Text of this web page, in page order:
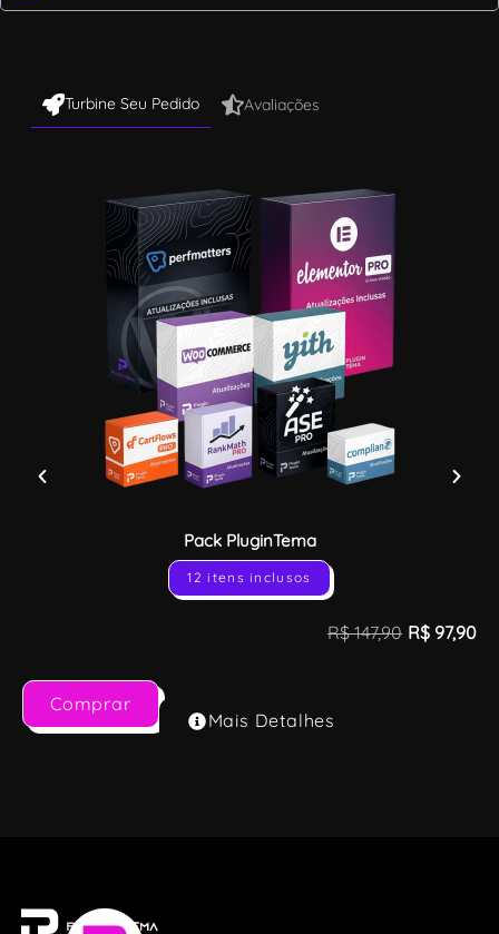
Turbine Seu Pedido Avaliações
Pack PluginTema
12 itens inclusos
R$147,90 R$ 97,90
Comprar
Mais Detalhes